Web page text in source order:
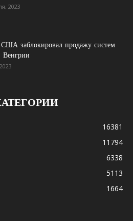
2023
США заблокировал продажу систем
Венгрии
16381
11794
6338
5113
1664